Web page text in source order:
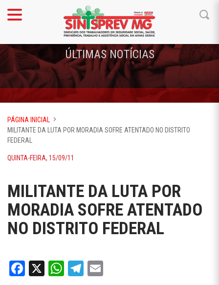
ÚLTIMAS NOTÍCIAS
PÁGINA INICIAL
MILITANTE DA LUTA POR MORADIA SOFRE ATENTADO NO DISTRITO
FEDERAL
QUINTA-FEIRA, 15/09/11
MILITANTE DA LUTA POR
MORADIA SOFRE ATENTADO
NO DISTRITO FEDERAL
Facebook
X WhatsApp
Telegram